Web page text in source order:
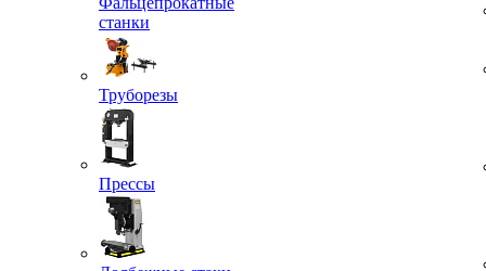
станки
Труборезы
Прессы